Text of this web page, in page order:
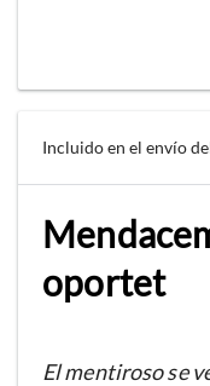
Incluido en el envío
oportet
El mentiroso se